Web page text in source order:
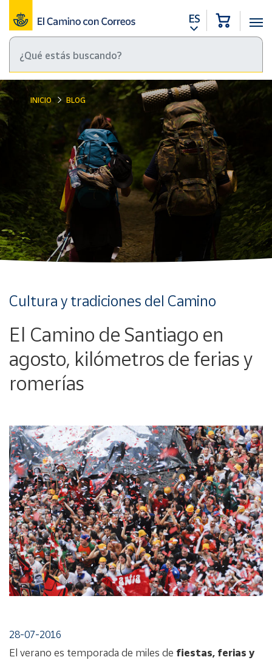
ES
INICIO BLOG
Cultura y tradiciones del Camino
El Camino de Santiago en
agosto, kilómetros de ferias y
romerías
28-07-2016
El verano es temporada de miles de fiestas, ferias y